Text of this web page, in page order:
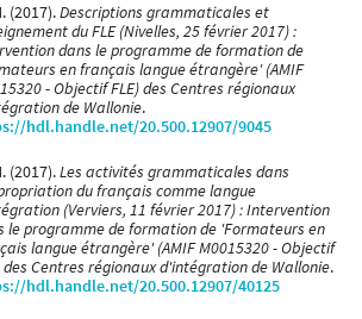
(2017).Descriptions grammaticales et
du FLE (Nivelles, 25 février 2017) :
dans le programme de formation de
en français langue étrangère' (AMIF
- Objectif FLE) des Centres régionaux
de Wallonie.
hdl.handle.net/20.500.12907/9045
(2017).Les activités grammaticales dans
du français comme langue
(Verviers, 11 février 2017) : Intervention
le programme de formation de 'Formateurs en
langue étrangère' (AMIF M0015320 - Objectif
des Centres régionaux d'intégration de Wallonie.
hdl.handle.net/20.500.12907/40125